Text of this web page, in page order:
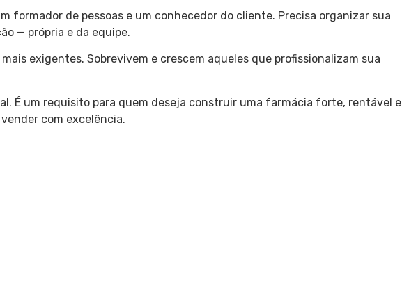
formador de pessoas e um conhecedor do cliente. Precisa organizar sua
— própria e da equipe.
exigentes. Sobrevivem e crescem aqueles que profissionalizam sua
É um requisito para quem deseja construir uma farmácia forte, rentável e
com excelência.